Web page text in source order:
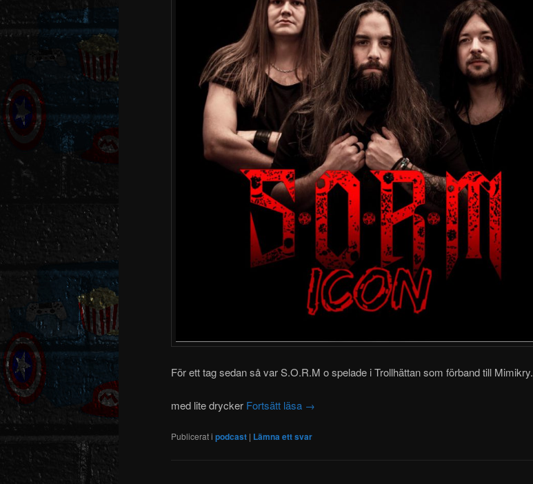
För ett tag sedan så var S.O.R.M o spelade i Trollhättan som förband till Mimikry.
med lite drycker Fortsätt läsa →
Publicerat i podcast | Lämna ett svar